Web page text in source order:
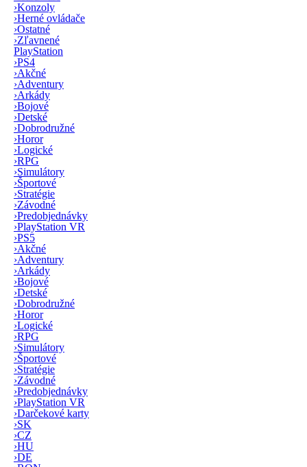
›Konzoly
›Herné ovládače
›Ostatné
›Zľavnené
PlayStation
›PS4
›Akčné
›Adventury
›Arkády
›Bojové
›Detské
›Dobrodružné
›Horor
›Logické
›RPG
›Simulátory
›Športové
›Stratégie
›Závodné
›Predobjednávky
›PlayStation VR
›PS5
›Akčné
›Adventury
›Arkády
›Bojové
›Detské
›Dobrodružné
›Horor
›Logické
›RPG
›Simulátory
›Športové
›Stratégie
›Závodné
›Predobjednávky
›PlayStation VR
›Darčekové karty
›SK
›CZ
›HU
›DE